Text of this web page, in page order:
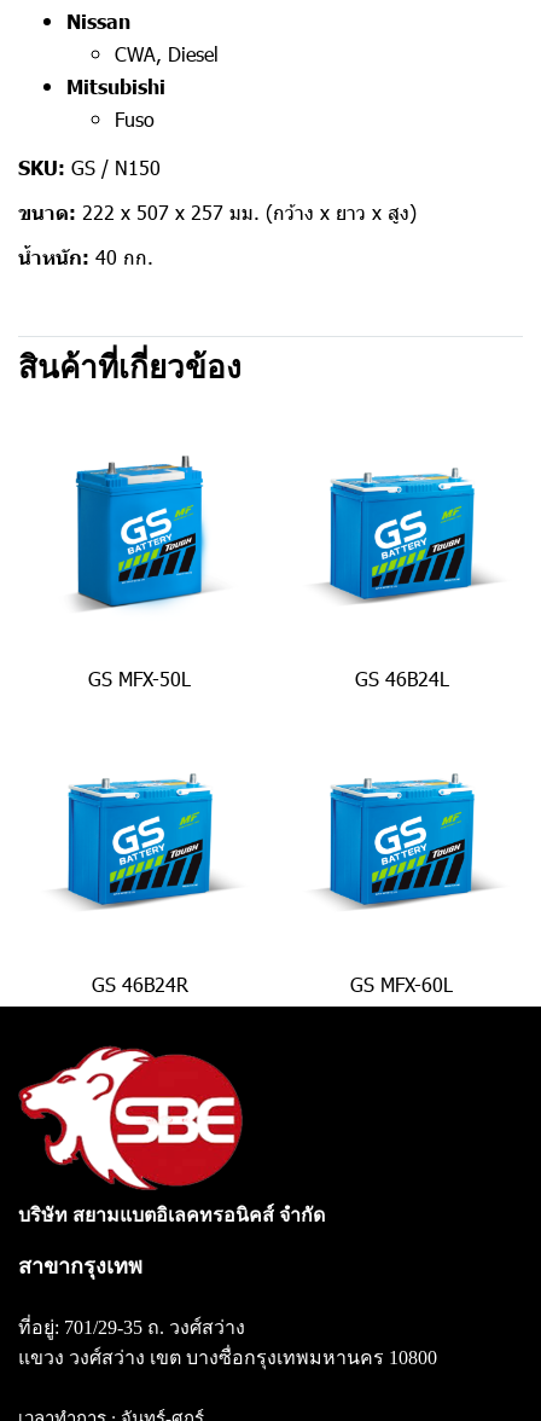
Nissan
CWA, Diesel
Mitsubishi
Fuso
SKU: GS / N150
ขนาด: 222 x 507 x 257 มม. (กว้าง x ยาว x สูง)
น้ำหนัก: 40 กก.
สินค้าที่เกี่ยวข้อง
GS MFX-50L GS 46B24L
GS 46B24R GS MFX-60L
บริษัท สยามแบตอิเลคทรอนิคส์ จำกัด
สาขากรุงเทพ
ที่อยู่: 701/29-35 ถ. วงศ์สว่าง
แขวง วงศ์สว่าง เขต บางซื่อกรุงเทพมหานคร 10800